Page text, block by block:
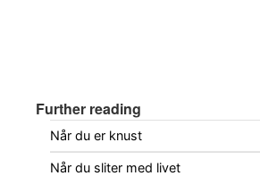
Further reading
Når du er knust
Når du sliter med livet